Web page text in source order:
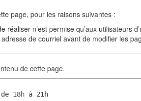
page, pour les raisons suivantes :
réaliser n’est permise qu’aux utilisateurs
de courriel avant de modifier les
de cette page.